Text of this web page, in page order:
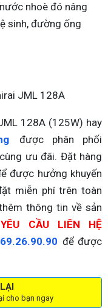
nhoè đó nâng
sinh, đường ống
JML 128A
128A (125W) hay
được phân phối
ưu đãi. Đặt hàng
được hưởng khuyến
miễn phí trên toàn
thông tin về sản
YÊU CẦU LIÊN HỆ
để được
cho bạn ngay